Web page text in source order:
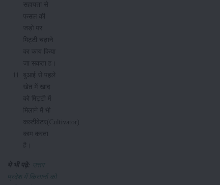
सहायता से
फसल की
जड़ो पर
मिट्टी चढ़ाने
का काय किया
जा सकता ह।
बुआई से पहले
खेत में खाद
को मिट्टी में
मिलाने में भी
कल्टीवेटर(Cultivator)
काम करता
है।
ये भी पढ़े:
उत्तर
प्रदेश में किसानों को